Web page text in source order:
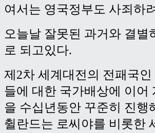
여서는 영국정부도 사죄하
오늘날 잘못된 과거와 결
로 되고있다.
제2차 세계대전의 전패국
들에 대한 국가배상에 이어
을 수십년동안 꾸준히 진행
췰란드는 로씨야를 비롯한